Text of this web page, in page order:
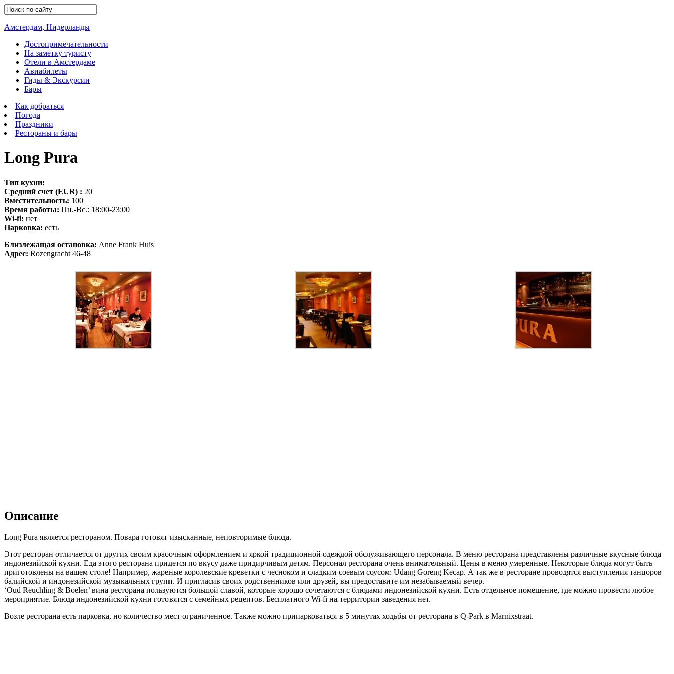
Амстердам, Нидерланды
Достопримечательности
На заметку туристу
Отели в Амстердаме
Авиабилеты
Гиды & Экскурсии
Бары
Как добраться
Погода
Праздники
Рестораны и бары
Long Pura
Тип кухни:
Средний счет (EUR) : 20
Вместительность: 100
Время работы: Пн.-Вс.: 18:00-23:00
Wi-fi: нет
Парковка: есть
Близлежащая остановка: Anne Frank Huis
Адрес: Rozengracht 46-48
Описание
Long Pura является рестораном. Повара готовят изысканные, неповторимые блюда.
Этот ресторан отличается от других своим красочным оформлением и яркой традиционной одеждой обслуживающего персонала. В меню ресторана представлены различные вкусные блюда
индонезийской кухни. Еда этого ресторана придется по вкусу даже придирчивым детям. Персонал ресторана очень внимательный. Цены в меню умеренные. Некоторые блюда могут быть
приготовлены на вашем столе! Например, жареные королевские креветки с чесноком и сладким соевым соусом: Udang Goreng Kecap. А так же в ресторане проводятся выступления танцоров
балийской и индонезийской музыкальных групп. И пригласив своих родственников или друзей, вы предоставите им незабываемый вечер.
‘Oud Reuchling & Boelen’ вина ресторана пользуются большой славой, которые хорошо сочетаются с блюдами индонезийской кухни. Есть отдельное помещение, где можно провести любое
мероприятие. Блюда индонезийской кухни готовятся с семейных рецептов. Бесплатного Wi-fi на территории заведения нет.
Возле ресторана есть парковка, но количество мест ограниченное. Также можно припарковаться в 5 минутах ходьбы от ресторана в Q-Park в Marnixstraat.